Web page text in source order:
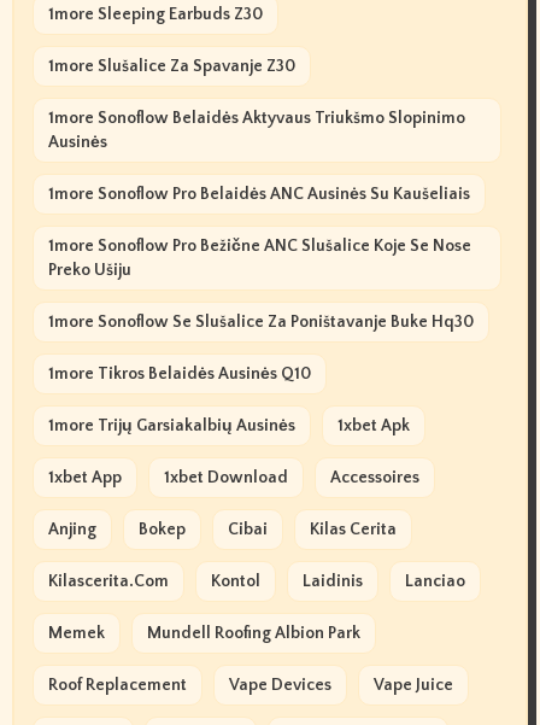
1more Sleeping Earbuds Z30
1more Slušalice Za Spavanje Z30
1more Sonoflow Belaidės Aktyvaus Triukšmo Slopinimo
Ausinės
1more Sonoflow Pro Belaidės ANC Ausinės Su Kaušeliais
1more Sonoflow Pro Bežične ANC Slušalice Koje Se Nose
Preko Ušiju
1more Sonoflow Se Slušalice Za Poništavanje Buke Hq30
1more Tikros Belaidės Ausinės Q10
1more Trijų Garsiakalbių Ausinės 1xbet Apk
1xbet App 1xbet Download Accessoires
Anjing Bokep Cibai Kilas Cerita
Kilascerita.com Kontol Laidinis Lanciao
Memek Mundell Roofing Albion Park
Roof Replacement Vape Devices Vape Juice